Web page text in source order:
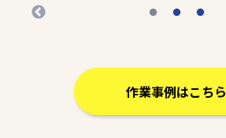
作業事例はこちら